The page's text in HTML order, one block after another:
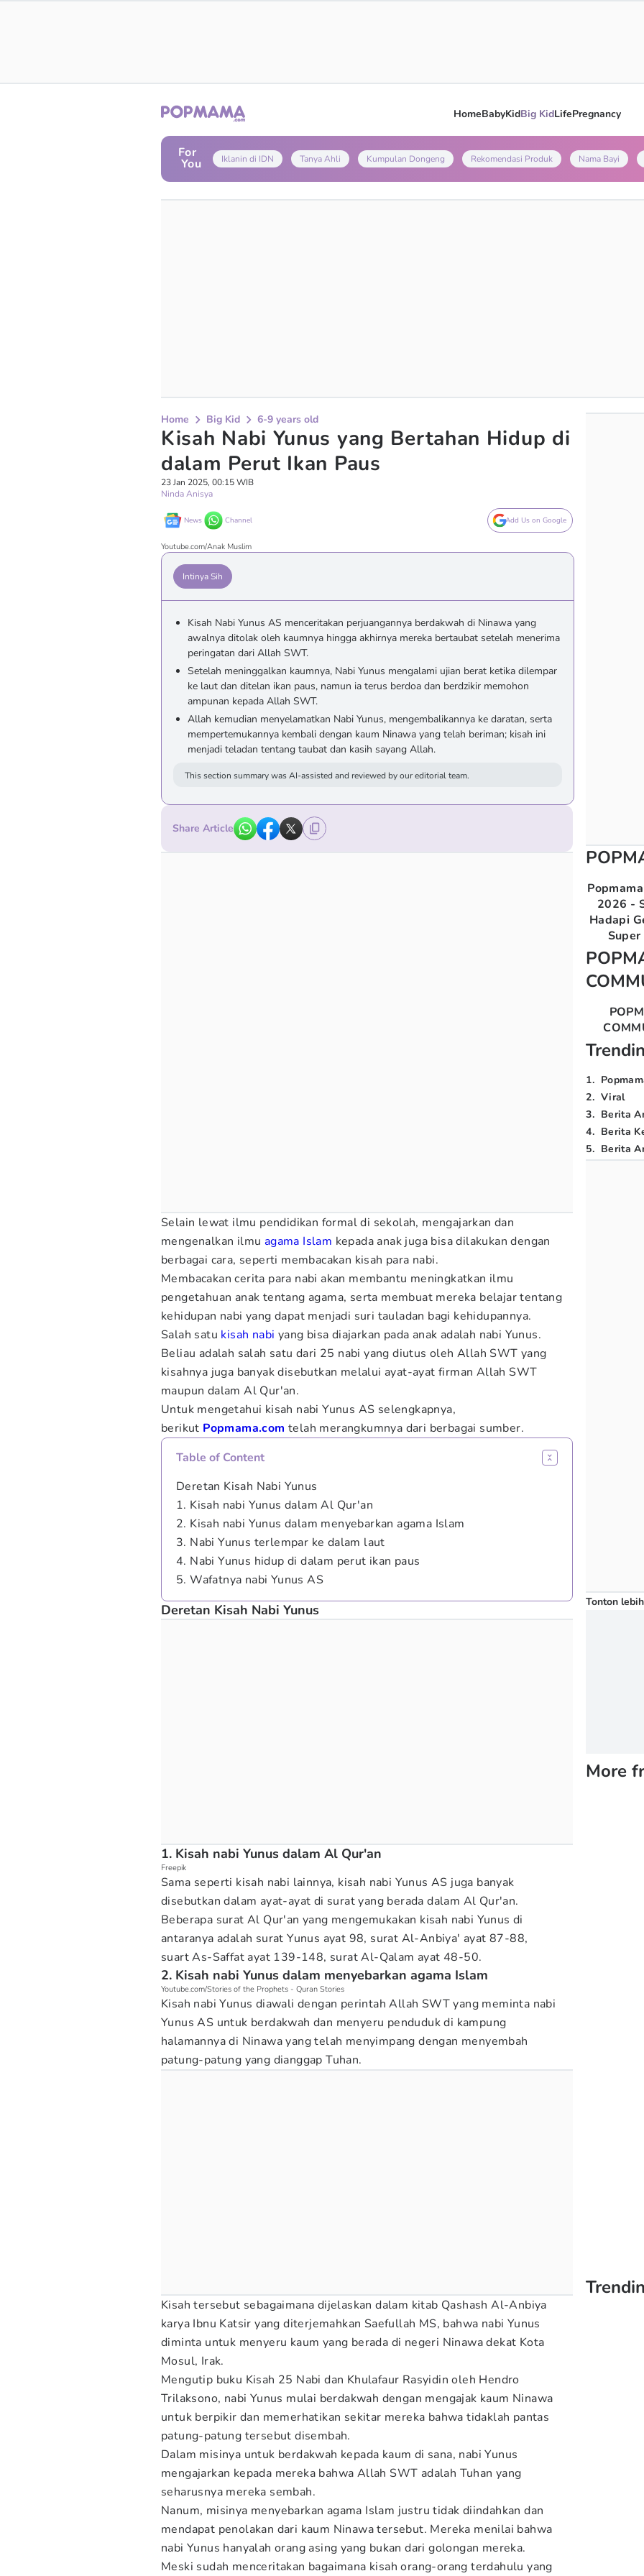
HomeBabyKidBig KidLifePregnancy
For
You Iklanin di IDN Tanya Ahli Kumpulan Dongeng Rekomendasi Produk Nama Bayi
Home Big Kid 6-9 years old
Kisah Nabi Yunus yang Bertahan Hidup di
dalam Perut Ikan Paus
23 Jan 2025, 00:15 WIB
Ninda Anisya
News Channel Add Us on Google
Youtube.com/Anak Muslim
Intinya Sih
Kisah Nabi Yunus AS menceritakan perjuangannya berdakwah di Ninawa yang
awalnya ditolak oleh kaumnya hingga akhirnya mereka bertaubat setelah menerima
peringatan dari Allah SWT.
Setelah meninggalkan kaumnya, Nabi Yunus mengalami ujian berat ketika dilempar
ke laut dan ditelan ikan paus, namun ia terus berdoa dan berdzikir memohon
ampunan kepada Allah SWT.
Allah kemudian menyelamatkan Nabi Yunus, mengembalikannya ke daratan, serta
mempertemukannya kembali dengan kaum Ninawa yang telah beriman; kisah ini
menjadi teladan tentang taubat dan kasih sayang Allah.
This section summary was AI-assisted and reviewed by our editorial team.
Share Article
Selain lewat ilmu pendidikan formal di sekolah, mengajarkan dan
mengenalkan ilmu agama Islam kepada anak juga bisa dilakukan dengan
berbagai cara, seperti membacakan kisah para nabi.
Membacakan cerita para nabi akan membantu meningkatkan ilmu
pengetahuan anak tentang agama, serta membuat mereka belajar tentang
kehidupan nabi yang dapat menjadi suri tauladan bagi kehidupannya.
Salah satu kisah nabi yang bisa diajarkan pada anak adalah nabi Yunus.
Beliau adalah salah satu dari 25 nabi yang diutus oleh Allah SWT yang
kisahnya juga banyak disebutkan melalui ayat-ayat firman Allah SWT
maupun dalam Al Qur'an.
Untuk mengetahui kisah nabi Yunus AS selengkapnya,
berikut Popmama.com telah merangkumnya dari berbagai sumber.
Table of Content
Deretan Kisah Nabi Yunus
1. Kisah nabi Yunus dalam Al Qur'an
2. Kisah nabi Yunus dalam menyebarkan agama Islam
3. Nabi Yunus terlempar ke dalam laut
4. Nabi Yunus hidup di dalam perut ikan paus
5. Wafatnya nabi Yunus AS
Deretan Kisah Nabi Yunus
1. Kisah nabi Yunus dalam Al Qur'an
Freepik
Sama seperti kisah nabi lainnya, kisah nabi Yunus AS juga banyak
disebutkan dalam ayat-ayat di surat yang berada dalam Al Qur'an.
Beberapa surat Al Qur'an yang mengemukakan kisah nabi Yunus di
antaranya adalah surat Yunus ayat 98, surat Al-Anbiya' ayat 87-88,
suart As-Saffat ayat 139-148, surat Al-Qalam ayat 48-50.
2. Kisah nabi Yunus dalam menyebarkan agama Islam
Youtube.com/Stories of the Prophets - Quran Stories
Kisah nabi Yunus diawali dengan perintah Allah SWT yang meminta nabi
Yunus AS untuk berdakwah dan menyeru penduduk di kampung
halamannya di Ninawa yang telah menyimpang dengan menyembah
patung-patung yang dianggap Tuhan.
Kisah tersebut sebagaimana dijelaskan dalam kitab Qashash Al-Anbiya
karya Ibnu Katsir yang diterjemahkan Saefullah MS, bahwa nabi Yunus
diminta untuk menyeru kaum yang berada di negeri Ninawa dekat Kota
Mosul, Irak.
Mengutip buku Kisah 25 Nabi dan Khulafaur Rasyidin oleh Hendro
Trilaksono, nabi Yunus mulai berdakwah dengan mengajak kaum Ninawa
untuk berpikir dan memerhatikan sekitar mereka bahwa tidaklah pantas
patung-patung tersebut disembah.
Dalam misinya untuk berdakwah kepada kaum di sana, nabi Yunus
mengajarkan kepada mereka bahwa Allah SWT adalah Tuhan yang
seharusnya mereka sembah.
Nanum, misinya menyebarkan agama Islam justru tidak diindahkan dan
mendapat penolakan dari kaum Ninawa tersebut. Mereka menilai bahwa
nabi Yunus hanyalah orang asing yang bukan dari golongan mereka.
Meski sudah menceritakan bagaimana kisah orang-orang terdahulu yang
2026 -
Hadapi
1.
2. Viral
3. Berita
4. Berita
5. Berita
Tonton
More